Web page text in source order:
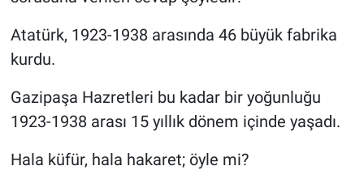
Atatürk, 1923-1938 arasında 46 büyük fabrika
kurdu.
Gazipaşa Hazretleri bu kadar bir yoğunluğu
1923-1938 arası 15 yıllık dönem içinde yaşadı.
Hala küfür, hala hakaret; öyle mi?